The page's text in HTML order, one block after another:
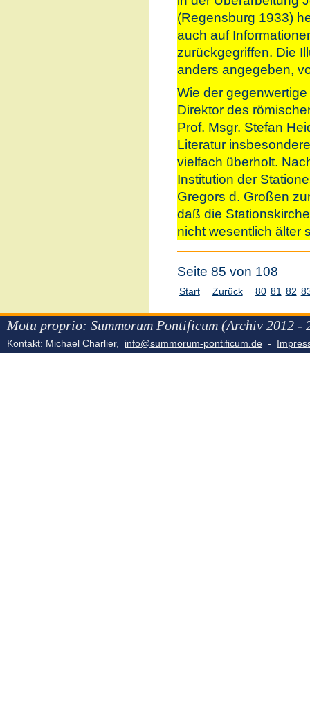
(Regensburg 1933)
auch auf
zurückgegriffen. Die
anders angegeben,
Wie der
Direktor des
Prof. Msgr. Stefan
Literatur
vielfach überholt.
Institution der
Gregors d. Großen
daß die
nicht wesentlich älter
Seite 85 von 108
Start Zurück 80 81 82
Motu proprio: Summorum Pontificum (Archiv 2012 -
Kontakt: Michael Charlier, info@summorum-pontificum.de -